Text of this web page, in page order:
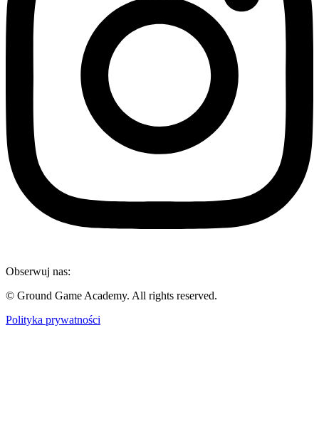
Obserwuj nas:
© Ground Game Academy. All rights reserved.
Polityka prywatności